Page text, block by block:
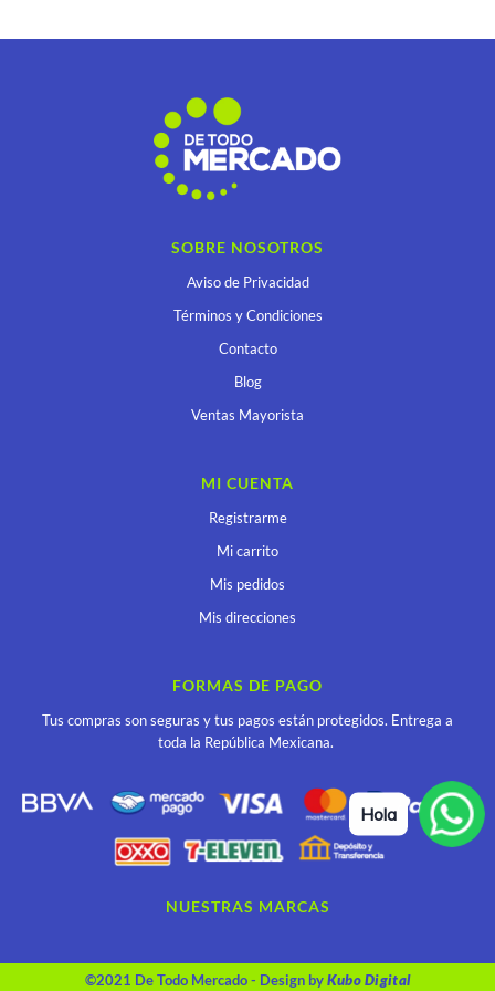
SOBRE NOSOTROS
Aviso de Privacidad
Términos y Condiciones
Contacto
Blog
Ventas Mayorista
MI CUENTA
Registrarme
Mi carrito
Mis pedidos
Mis direcciones
FORMAS DE PAGO
Tus compras son seguras y tus pagos están protegidos. Entrega a
toda la República Mexicana.
NUESTRAS MARCAS
©2021 De Todo Mercado - Design byKubo Digital
Hola